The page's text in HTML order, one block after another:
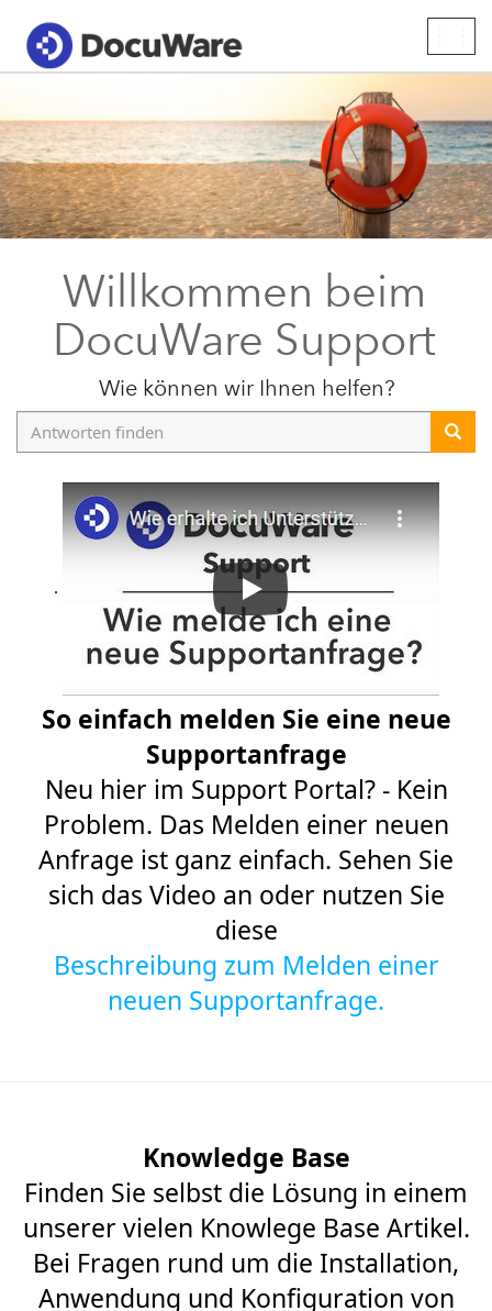
Willkommen beim
DocuWare Support
Wie können wir Ihnen helfen?
.
So einfach melden Sie eine neue
Supportanfrage
Neu hier im Support Portal? - Kein
Problem. Das Melden einer neuen
Anfrage ist ganz einfach. Sehen Sie
sich das Video an oder nutzen Sie
diese
Beschreibung zum Melden einer
neuen Supportanfrage.
Knowledge Base
Finden Sie selbst die Lösung in einem
unserer vielen Knowlege Base Artikel.
Bei Fragen rund um die Installation,
Anwendung und Konfiguration von